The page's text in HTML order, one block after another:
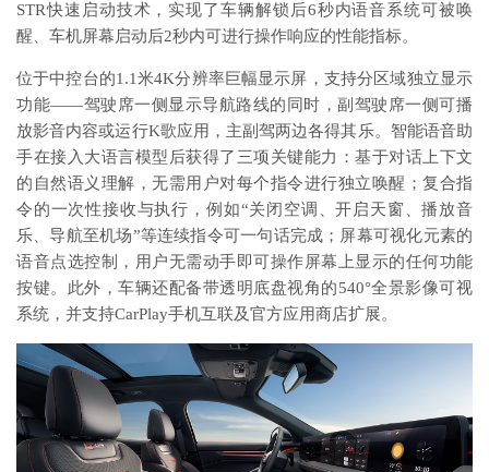
STR快速启动技术，实现了车辆解锁后6秒内语音系统可被唤
醒、车机屏幕启动后2秒内可进行操作响应的性能指标。
位于中控台的1.1米4K分辨率巨幅显示屏，支持分区域独立显示
功能——驾驶席一侧显示导航路线的同时，副驾驶席一侧可播
放影音内容或运行K歌应用，主副驾两边各得其乐。智能语音助
手在接入大语言模型后获得了三项关键能力：基于对话上下文
的自然语义理解，无需用户对每个指令进行独立唤醒；复合指
令的一次性接收与执行，例如“关闭空调、开启天窗、播放音
乐、导航至机场”等连续指令可一句话完成；屏幕可视化元素的
语音点选控制，用户无需动手即可操作屏幕上显示的任何功能
按键。此外，车辆还配备带透明底盘视角的540°全景影像可视
系统，并支持CarPlay手机互联及官方应用商店扩展。